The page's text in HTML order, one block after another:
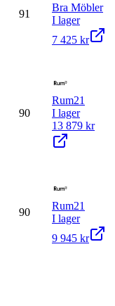
91
Bra Möbler
I lager
7 425 kr
90
Rum21
I lager
13 879 kr
90
Rum21
I lager
9 945 kr